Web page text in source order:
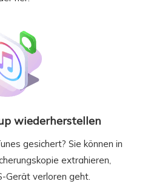
wiederherstellen
gesichert? Sie können in
extrahieren,
Gerät verloren geht.